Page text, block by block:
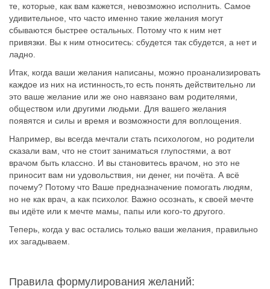
те, которые, как вам кажется, невозможно исполнить. Самое
удивительное, что часто именно такие желания могут
сбываются быстрее остальных. Потому что к ним нет
привязки. Вы к ним относитесь: сбудется так сбудется, а нет и
ладно.
Итак, когда ваши желания написаны, можно проанализировать
каждое из них на истинность,то есть понять действительно ли
это ваше желание или же оно навязано вам родителями,
обществом или другими людьми. Для вашего желания
появятся и силы и время и возможности для воплощения.
Например, вы всегда мечтали стать психологом, но родители
сказали вам, что не стоит заниматься глупостями, а вот
врачом быть классно. И вы становитесь врачом, но это не
приносит вам ни удовольствия, ни денег, ни почёта. А всё
почему? Потому что Ваше предназначение помогать людям,
но не как врач, а как психолог. Важно осознать, к своей мечте
вы идёте или к мечте мамы, папы или кого-то другого.
Теперь, когда у вас остались только ваши желания, правильно
их загадываем.
Правила формулирования желаний: